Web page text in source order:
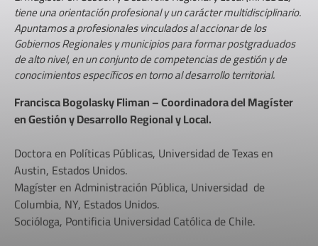
tiene una orientación profesional y un carácter multidisciplinario.
Apuntamos a profesionales vinculados al accionar de los
Gobiernos Regionales y municipios para formar postgraduados
de alto nivel, en un conjunto de competencias de gestión y de
conocimientos específicos en torno al desarrollo territorial.
Francisca Bogolasky Fliman –Coordinadora del Magíster
en Gestión y Desarrollo Regional y Local.
Doctora en Políticas Públicas, Universidad de Texas en
Austin, Estados Unidos.
Magíster en Administración Pública, Universidad de
Columbia, NY, Estados Unidos.
Socióloga, Pontificia Universidad Católica de Chile.